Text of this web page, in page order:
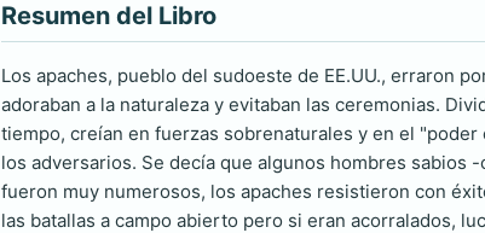
Resumen del Libro
Los apaches, pueblo del sudoeste de EE.UU., erraron
adoraban a la naturaleza y evitaban las ceremonias.
tiempo, creían en fuerzas sobrenaturales y en el
los adversarios. Se decía que algunos hombres sabios
fueron muy numerosos, los apaches resistieron con
las batallas a campo abierto pero si eran acorralados,